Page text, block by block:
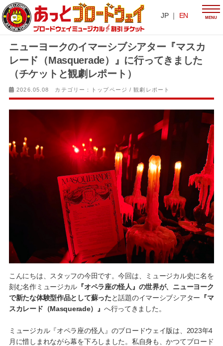
JP ｜ EN MENU
ニューヨークのイマーシブシアター『マスカ
レード（Masquerade）』に行ってきました
（チケットと観劇レポート）
2026.05.08 カテゴリー： トップページ /観劇レポート
こんにちは、スタッフの今田です。今回は、ミュージカル史に名を
刻む名作ミュージカル 『オペラ座の怪人』の世界が、ニューヨーク
で新たな体験型作品として蘇ったと話題のイマーシブシアター 『マ
スカレード（Masquerade）』 へ行ってきました。
ミュージカル『オペラ座の怪人』のブロードウェイ版は、2023年4
月に惜しまれながら幕を下ろしました。私自身も、かつてブロード